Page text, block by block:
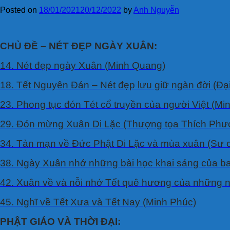
Posted on 18/01/202120/12/2022 byAnh Nguyễn
CHỦ ĐỀ – NÉT ĐẸP NGÀY XUÂN:
14. Nét đẹp ngày Xuân (Minh Quang)
18. Tết Nguyên Ðán – Nét đẹp lưu giữ ngàn đời
23. Phong tục đón Tét cổ truyền của người Việt
29. Ðón mừng Xuân Di Lặc (Thượng tọa Thích
34. Tản mạn về Ðức Phật Di Lặc và mùa xuân (Sư
38. Ngày Xuân nhớ những bài học khai sáng của
42. Xuân về và nỗi nhớ Tết quê hương của những
45. Nghĩ về Tết Xưa và Tết Nay (Minh Phúc)
PHẬT GIÁO VÀ THỜI ĐẠI: